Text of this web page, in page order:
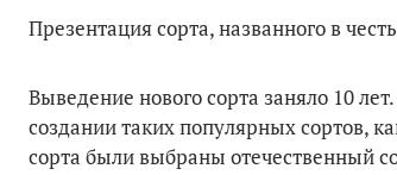
Презентация сорта, названного в
Выведение нового сорта заняло 10
создании таких популярных сортов,
сорта были выбраны отечественный